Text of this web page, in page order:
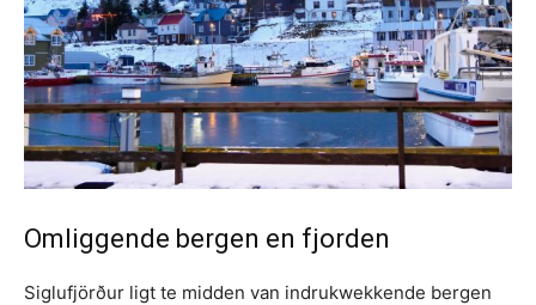
⁠Omliggende bergen en fjorden
Siglufjörður ligt te midden van indrukwekkende bergen